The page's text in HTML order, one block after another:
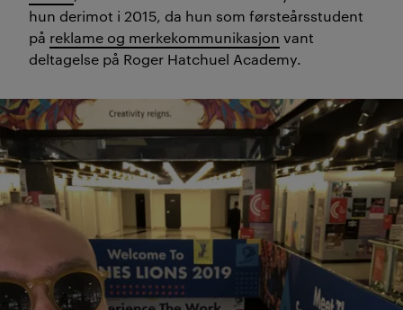
hun derimot i 2015, da hun som førsteårsstudent
på reklame og merkekommunikasjon vant
deltagelse på Roger Hatchuel Academy.